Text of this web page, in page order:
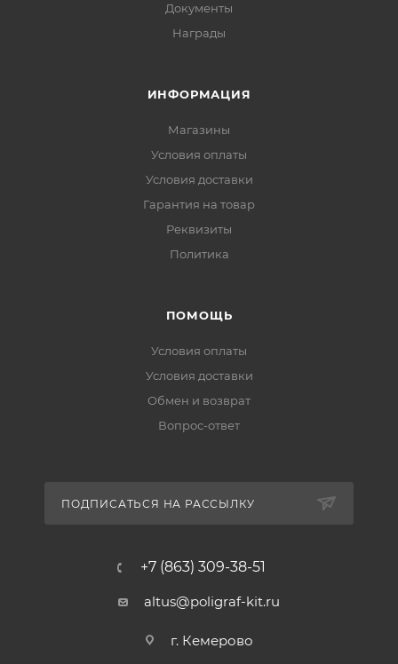
Документы
Награды
ИНФОРМАЦИЯ
Магазины
Условия оплаты
Условия доставки
Гарантия на товар
Реквизиты
Политика
ПОМОЩЬ
Условия оплаты
Условия доставки
Обмен и возврат
Вопрос-ответ
ПОДПИСАТЬСЯ НА РАССЫЛКУ
+7 (863) 309-38-51
altus@poligraf-kit.ru
г. Кемерово